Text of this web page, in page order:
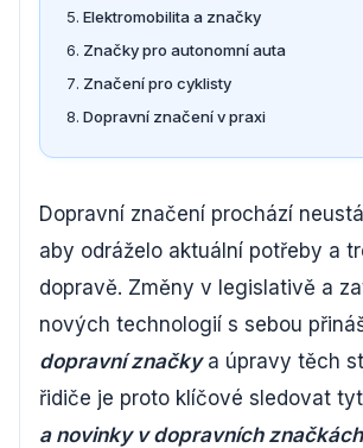
Elektromobilita a značky
Značky pro autonomní auta
Značení pro cyklisty
Dopravní značení v praxi
Dopravní značení prochází
aby odráželo aktuální potřeby a
dopravě. Změny v legislativě a
nových technologií s sebou
dopravní značkya úpravy těch
řidiče je proto klíčové sledovat
a novinky v dopravních značkách